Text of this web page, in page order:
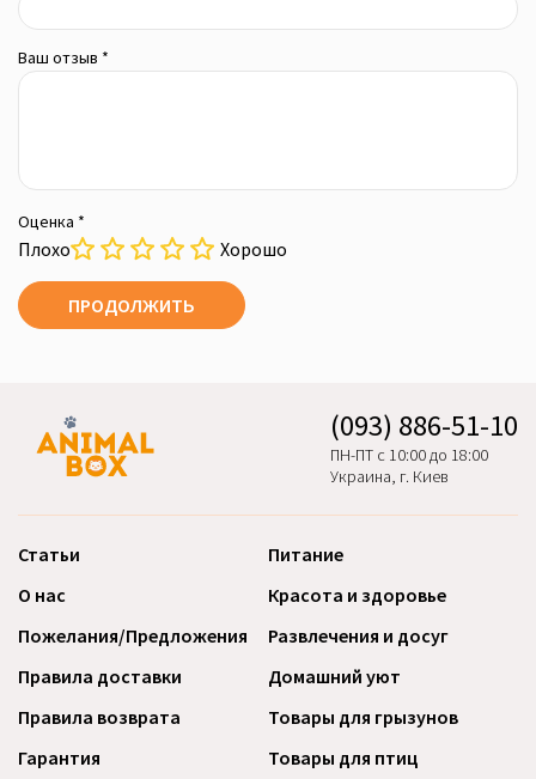
Ваш отзыв *
Оценка *
Плохо Хорошо
ПРОДОЛЖИТЬ
(093) 886-51-10
ПН-ПТ с 10:00 до 18:00
Украина, г. Киев
Статьи
О нас
Пожелания/Предложения
Правила доставки
Правила возврата
Гарантия
Питание
Красота и здоровье
Развлечения и досуг
Домашний уют
Товары для грызунов
Товары для птиц